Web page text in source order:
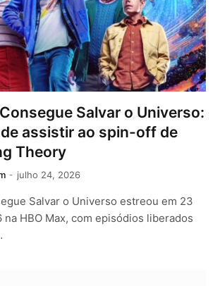
Salvar o Universo:
assistir ao spin-off de
Theory
julho 24, 2026
Salvar o Universo estreou em 23
HBO Max, com episódios liberados